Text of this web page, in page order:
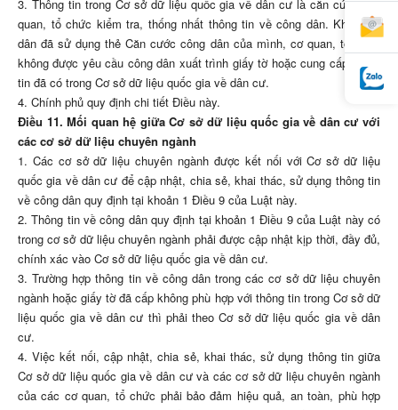
3. Thông tin trong Cơ sở dữ liệu quốc gia về dân cư là căn cứ để cơ
quan, tổ chức kiểm tra, thống nhất thông tin về công dân. Khi công
dân đã sử dụng thẻ Căn cước công dân của mình, cơ quan, tổ chức
không được yêu cầu công dân xuất trình giấy tờ hoặc cung cấp thông
tin đã có trong Cơ sở dữ liệu quốc gia về dân cư.
4. Chính phủ quy định chi tiết Điều này.
Điều 11. Mối quan hệ giữa Cơ sở dữ liệu quốc gia về dân cư với
các cơ sở dữ liệu chuyên ngành
1. Các cơ sở dữ liệu chuyên ngành được kết nối với Cơ sở dữ liệu
quốc gia về dân cư để cập nhật, chia sẻ, khai thác, sử dụng thông tin
về công dân quy định tại khoản 1 Điều 9 của Luật này.
2. Thông tin về công dân quy định tại khoản 1 Điều 9 của Luật này có
trong cơ sở dữ liệu chuyên ngành phải được cập nhật kịp thời, đầy đủ,
chính xác vào Cơ sở dữ liệu quốc gia về dân cư.
3. Trường hợp thông tin về công dân trong các cơ sở dữ liệu chuyên
ngành hoặc giấy tờ đã cấp không phù hợp với thông tin trong Cơ sở dữ
liệu quốc gia về dân cư thì phải theo Cơ sở dữ liệu quốc gia về dân
cư.
4. Việc kết nối, cập nhật, chia sẻ, khai thác, sử dụng thông tin giữa
Cơ sở dữ liệu quốc gia về dân cư và các cơ sở dữ liệu chuyên ngành
của các cơ quan, tổ chức phải bảo đảm hiệu quả, an toàn, phù hợp